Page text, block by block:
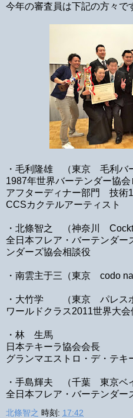
今年の審査員は下記の方々で
・毛利隆雄 （東京 毛利バ
1987年世界バーテンダー協会
アフターディナー部門 技
CCSカクテルアーティスト
・北條智之 （神奈川
全日本フレア・バーテンダー
ンダーズ協会相談役
・南雲主于三（東京 codo
・大竹学 （東京 パレスホ
ワールドクラス2011世界大会
・林 生馬
日本テキーラ協会会長
グランマエストロ・デ・テキ
・手島輝夫 （千葉 東京ベ
全日本フレア・バーテンダー
北條智之 時刻: 17:42